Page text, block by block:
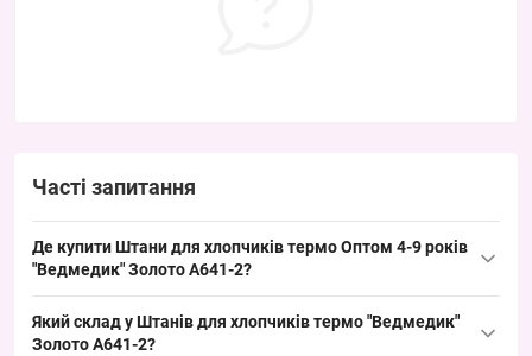
Часті запитання
Де купити Штани для хлопчиків термо Оптом 4-9 років
"Ведмедик" Золото A641-2?
Золото
A641-2 можна упаковкою по 12 одиниць з Одеси 7КМ;
Який склад у Штанів для хлопчиків термо "Ведмедик"
Золото A641-2?